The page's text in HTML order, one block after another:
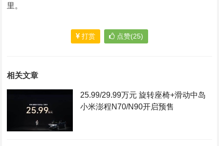
里。
打赏 点赞(25)
相关文章
25.99/29.99万元 旋转座椅+滑动中岛
小米澎程N70/N90开启预售